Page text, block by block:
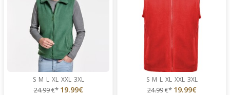
S M L XL XXL 3XL
24.99€* 19.99€
S M L XL XXL 3XL
24.99€* 19.99€